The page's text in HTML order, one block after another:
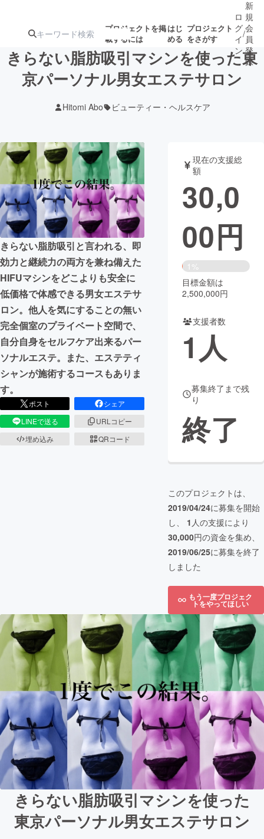
プロジェクトを掲
載するには
はじ
める
プロジェクト
をさがす
ターン
ジェクト
ロジェクト
アート・写真 音楽
テクノロジー・ガジェット ゲーム・
映像・映画 書籍・雑誌
ビジネス・起業 チャレンジ
まちづくり・地域活性化
CAMPFIRE for Social Good
CAMPFIRE Creation
CAMPFIREふるさと納税machi-ya コミュニティ
ロ
グ
イ
ン
/
新
規
会
員
登
録
きらない脂肪吸引マシンを使った東
京パーソナル男女エステサロン
Hitomi Abo ビューティー・ヘルスケア
きらない脂肪吸引と言われる、即
効力と継続力の両方を兼ね備えた
HIFUマシンをどこよりも安全に
低価格で体感できる男女エステサ
ロン。他人を気にすることの無い
完全個室のプライベート空間で、
自分自身をセルフケア出来るパー
ソナルエステ。また、エステティ
シャンが施術するコースもありま
す。
ポスト
シェア
LINEで送る
URLコピー
埋め込み
QRコード
現在の支援総
額
30,0
00円
1%
目標金額は
2,500,000円
支援者数
1人
募集終了まで残
り
終了
このプロジェクトは、
2019/04/24に募集を開始
し、 1 人の支援により
30,000円の資金を集め、
2019/06/25に募集を終了
しました
もう一度プロジェク
トをやってほしい
きらない脂肪吸引マシンを使った
東京パーソナル男女エステサロン